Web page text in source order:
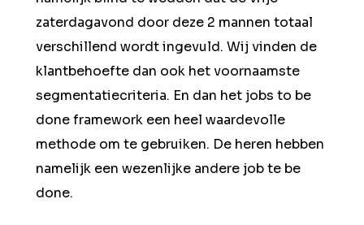
zaterdagavond door deze 2 mannen totaal
verschillend wordt ingevuld. Wij vinden de
klantbehoefte dan ook het voornaamste
segmentatiecriteria. En dan het jobs to be
done framework een heel waardevolle
methode om te gebruiken. De heren hebben
namelijk een wezenlijke andere job te be
done.